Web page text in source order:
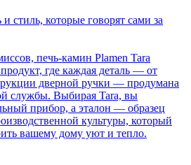
стиль, которые говорят сами за
печь-камин Plamen Tara
где каждая деталь — от
дверной ручки — продумана
службы. Выбирая Tara, вы
прибор, а эталон — образец
культуры, который
вашему дому уют и тепло.